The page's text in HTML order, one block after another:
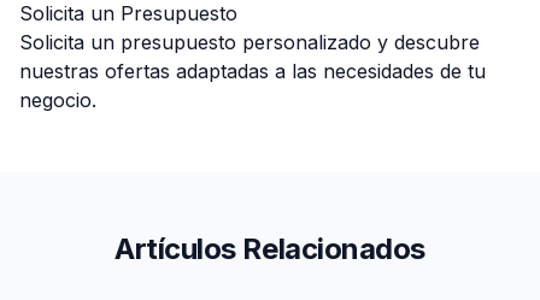
Solicita un Presupuesto
Solicita un presupuesto personalizado y descubre
nuestras ofertas adaptadas a las necesidades de tu
negocio.
Artículos Relacionados